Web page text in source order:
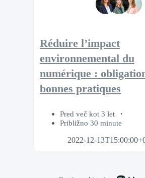
Réduire l’impact
environnemental du
numérique :
bonnes pratiques
Pred več kot 3 let
Približno 30 minute
2022-12-